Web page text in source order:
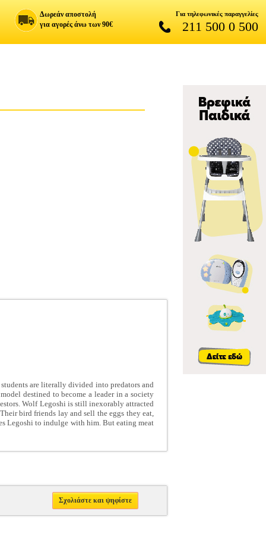
Δωρεάν αποστολή
για αγορές άνω των 90€
Για τηλεφωνικές παραγγελίες
211 500 0 500
are literally divided into predators and
destined to become a leader in a society
Wolf Legoshi is still inexorably attracted
bird friends lay and sell the eggs they eat,
Legoshi to indulge with him. But eating meat
Σχολιάστε και ψηφίστε